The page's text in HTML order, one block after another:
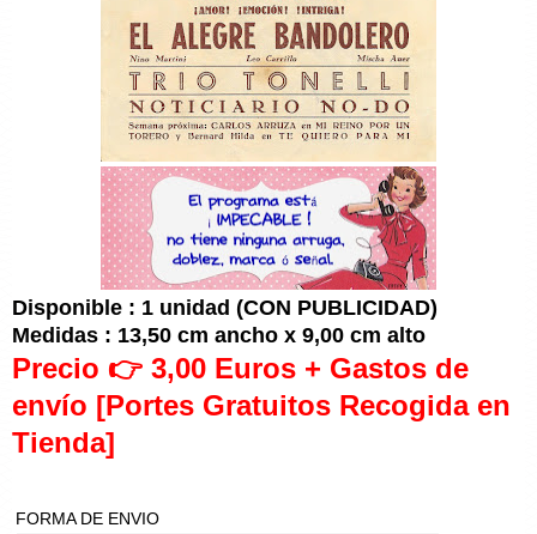
Disponible : 1 unidad (CON PUBLICIDAD)
Medidas : 13,50 cm ancho x 9,00 cm alto
Precio 👉 3,00 Euros + Gastos de
envío [Portes Gratuitos Recogida en
Tienda]
FORMA DE ENVIO